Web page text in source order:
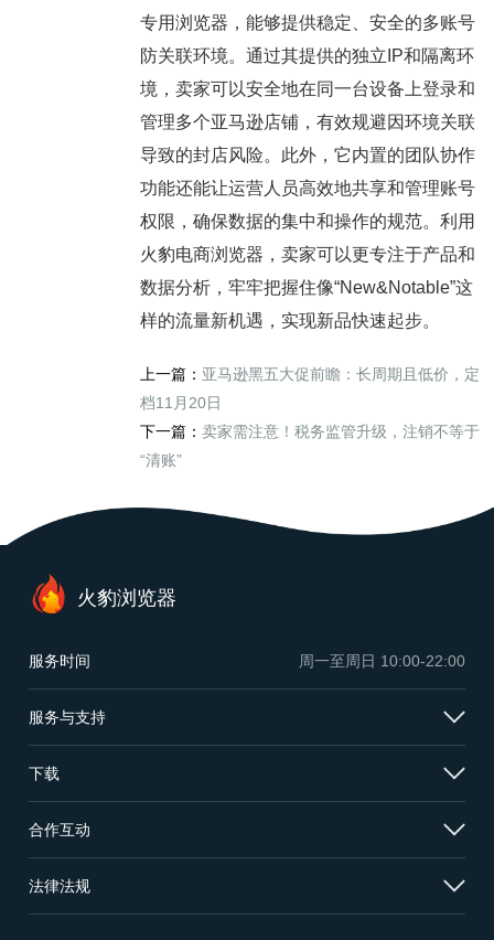
专用浏览器，能够提供稳定、安全的多账号
防关联环境。通过其提供的独立IP和隔离环
境，卖家可以安全地在同一台设备上登录和
管理多个亚马逊店铺，有效规避因环境关联
导致的封店风险。此外，它内置的团队协作
功能还能让运营人员高效地共享和管理账号
权限，确保数据的集中和操作的规范。利用
火豹电商浏览器，卖家可以更专注于产品和
数据分析，牢牢把握住像“New&Notable”这
样的流量新机遇，实现新品快速起步。
上一篇： 亚马逊黑五大促前瞻：长周期且低价，定
档11月20日
下一篇： 卖家需注意！税务监管升级，注销不等于
“清账”
服务时间 周一至周日 10:00-22:00
火豹浏览器
服务与支持
下载
合作互动
法律法规